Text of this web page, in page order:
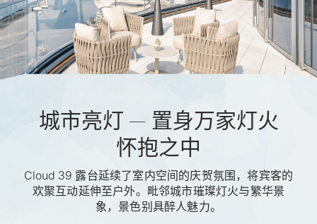
城市亮灯 — 置身万家灯火
怀抱之中
Cloud 39 露台延续了室内空间的庆贺氛围，将宾客的
欢聚互动延伸至户外。毗邻城市璀璨灯火与繁华景
象，景色别具醉人魅力。